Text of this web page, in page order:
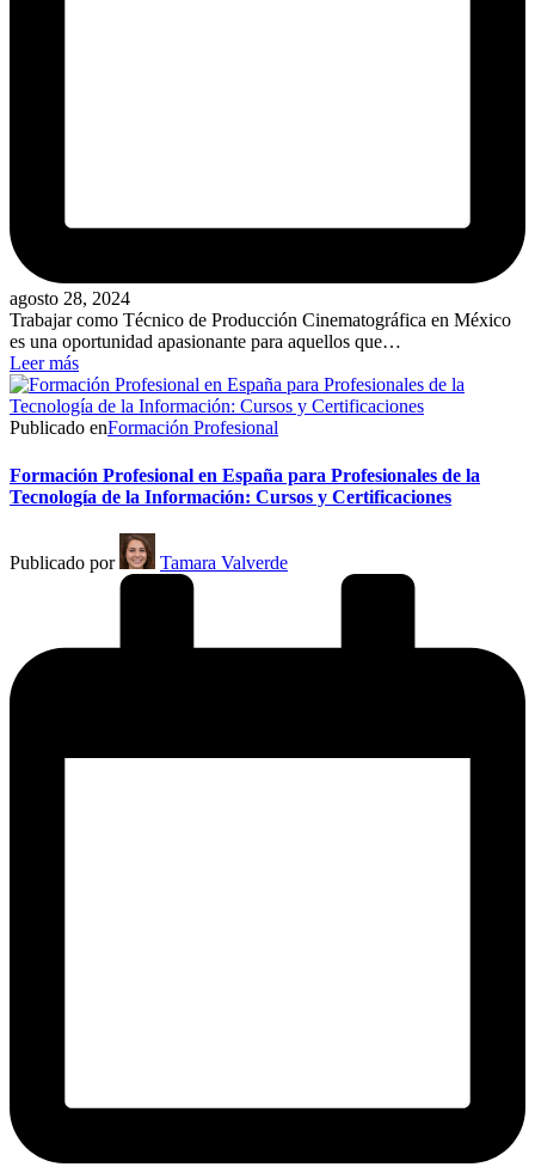
agosto 28, 2024
Trabajar como Técnico de Producción Cinematográfica en México
es una oportunidad apasionante para aquellos que…
Leer más
Publicado enFormación Profesional
Formación Profesional en España para Profesionales de la
Tecnología de la Información: Cursos y Certificaciones
Publicado por Tamara Valverde